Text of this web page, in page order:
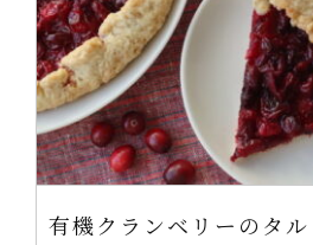
有機クランベリーのタル